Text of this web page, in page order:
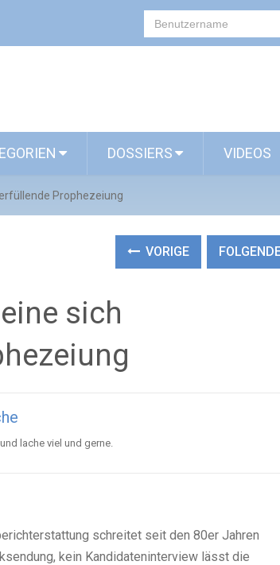
DOSSIERS VIDEOS
Prophezeiung
VORIGE
sich
lache viel und gerne.
schreitet seit den 80er Jahren
kein Kandidateninterview lässt die